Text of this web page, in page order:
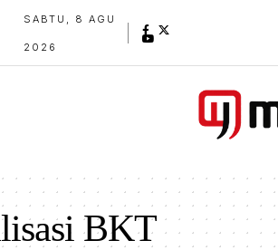
SABTU, 8 AGU
2026
BKT